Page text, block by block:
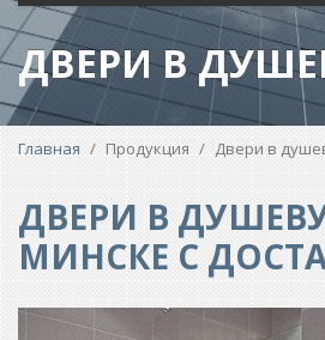
ДВЕРИ В
Вы
здесь
Главная / Продукция / Двери в
ДВЕРИ В
МИНСКЕ С